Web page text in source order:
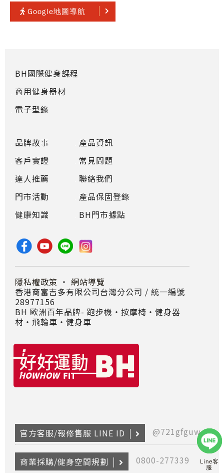
Line客
服
Google地圖導航
品牌故事
客戶實證
達人推薦
門市活動
健康知識
產品資訊
常見問題
聯絡我們
產品保固登錄
BH門市據點
BH國際健身課程
商用健身器材
電子型錄
隱私權政策 ・ 網站導覽
香港商富吉多有限公司台灣分公司 / 統一編號
28977156
BH 歐洲百年品牌- 跑步機‧按摩椅‧健身器
材‧飛輪車‧健身車
官方客服/報修售服 LINE ID @721gfguw
商業採購/健身空間規劃 0800-277339